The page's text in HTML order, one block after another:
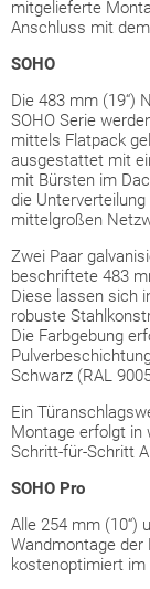
mitgelieferte
Anschluss mit
SOHO
Die 483 mm (19“)
SOHO Serie
mittels Flatpack
ausgestattet mit
mit Bürsten im
die
mittelgroßen
Zwei Paar
beschriftete 483
Diese lassen sich
robuste
Die Farbgebung
Schwarz (RAL
Ein
Montage erfolgt in
Schritt-für-Schritt
SOHO Pro
Alle 254 mm (10“)
Wandmontage der
kostenoptimiert